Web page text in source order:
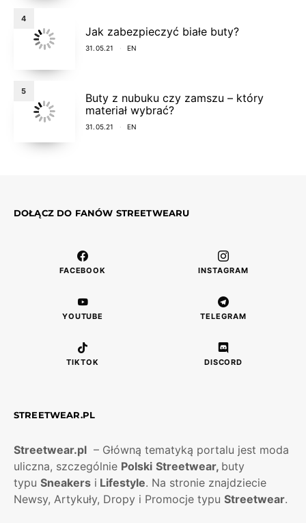
4
Jak zabezpieczyć białe buty?
31.05.21 EN
5
Buty z nubuku czy zamszu – który
materiał wybrać?
31.05.21 EN
DOŁĄCZ DO FANÓW STREETWEARU
FACEBOOK INSTAGRAM
YOUTUBE TELEGRAM
TIKTOK DISCORD
STREETWEAR.PL
Streetwear.pl – Główną tematyką portalu jest moda
uliczna, szczególnie Polski Streetwear, buty
typu Sneakers i Lifestyle. Na stronie znajdziecie
Newsy, Artykuły, Dropy i Promocje typu Streetwear.